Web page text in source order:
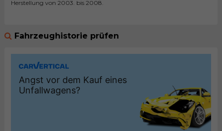
Herstellung von 2003. bis 2008.
Fahrzeughistorie prüfen